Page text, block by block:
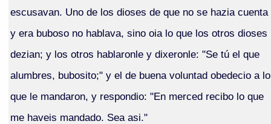
escusavan. Uno de los dioses de que no se hazia cuenta
y era buboso no hablava, sino oia lo que los otros dioses
dezian; y los otros hablaronle y dixeronle: "Se tú el que
alumbres, bubosito;" y el de buena voluntad obedecio a lo
que le mandaron, y respondio: "En merced recibo lo que
me haveis mandado. Sea asi."